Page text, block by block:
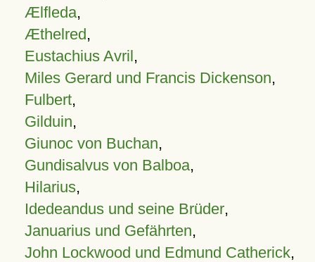
Ælfleda,
Æthelred,
Eustachius Avril,
Miles Gerard und Francis Dickenson,
Fulbert,
Gilduin,
Giunoc von Buchan,
Gundisalvus von Balboa,
Hilarius,
Idedeandus und seine Brüder,
Januarius und Gefährten,
John Lockwood und Edmund Catherick,